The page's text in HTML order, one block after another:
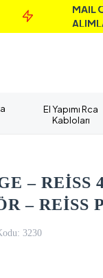
MAİL ORDER İLE
ALIMLARDA
El Yapımı Rca
Kabloları
– REİSS
– REİSS
3230